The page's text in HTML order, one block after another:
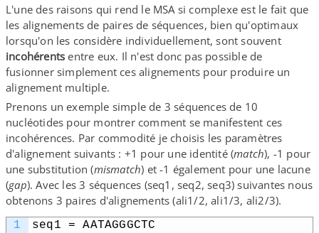
L'une des raisons qui rend le MSA si complexe est le fait que
les alignements de paires de séquences, bien qu'optimaux
lorsqu'on les considère individuellement, sont souvent
incohérentsentre eux. Il n'est donc pas possible de
fusionner simplement ces alignements pour produire un
alignement multiple.
Prenons un exemple simple de 3 séquences de 10
nucléotides pour montrer comment se manifestent ces
incohérences. Par commodité je choisis les paramètres
d'alignement suivants : +1 pour une identité (match), -1 pour
une substitution (mismatch) et -1 également pour une lacune
(gap). Avec les 3 séquences (seq1, seq2, seq3) suivantes nous
obtenons 3 paires d'alignements (ali1/​2, ali1/​3, ali2/​3).
1
seq1 = AATAGGGCTC